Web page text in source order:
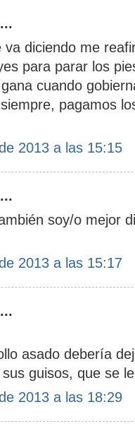
va diciendo me
para parar los
cuando
pagamos
2013 a las 15:15
soy/o mejor
2013 a las 15:17
asado debería
guisos, que se
2013 a las 18:29